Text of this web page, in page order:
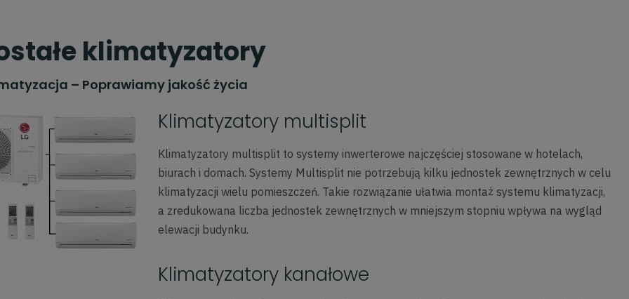
klimatyzatory
– Poprawiamy jakość życia
Klimatyzatory multisplit
Klimatyzatory multisplit to systemy inwerterowe najczęściej stosowane w hotelach,
biurach i domach. Systemy Multisplit nie potrzebują kilku jednostek zewnętrznych w celu
klimatyzacji wielu pomieszczeń. Takie rozwiązanie ułatwia montaż systemu klimatyzacji,
a zredukowana liczba jednostek zewnętrznych w mniejszym stopniu wpływa na wygląd
elewacji budynku.
Klimatyzatory kanałowe